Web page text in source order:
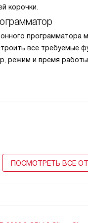
корочки.
программатора
все требуемые
режим и время работы.
ПОСМОТРЕТЬ ВСЕ